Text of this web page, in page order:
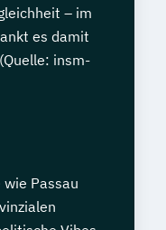
– im
es damit
insm-
Passau